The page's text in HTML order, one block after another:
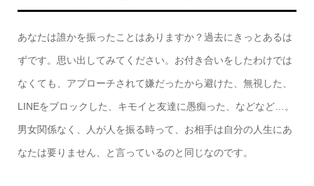
あなたは誰かを振ったことはありますか？過去にきっとあるは
ずです。思い出してみてください。お付き合いをしたわけでは
なくても、アプローチされて嫌だったから避けた、無視した、
LINEをブロックした、キモイと友達に愚痴った、などなど…。
男女関係なく、人が人を振る時って、お相手は自分の人生にあ
なたは要りません、と言っているのと同じなのです。